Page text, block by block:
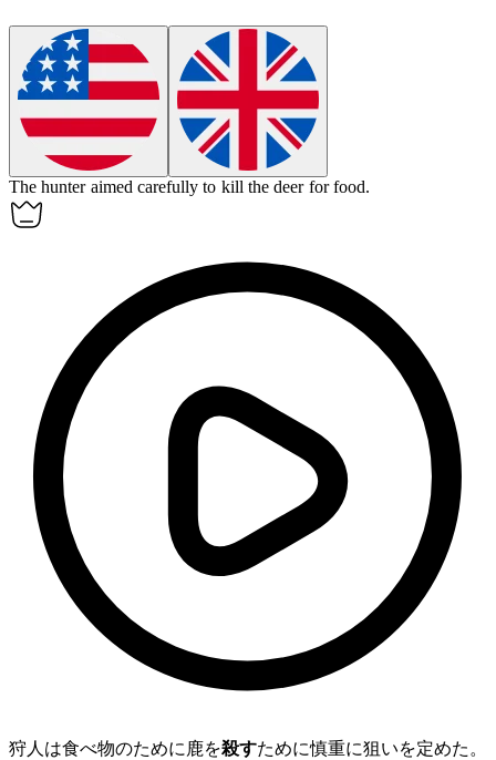
The hunter aimed carefully to kill the deer for food.
狩人は食べ物のために鹿を殺すために慎重に狙いを定めた。